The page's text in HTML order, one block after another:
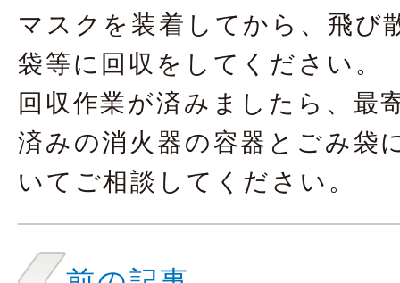
マスクを装着してから、飛び
袋等に回収をしてください。
回収作業が済みましたら、最
済みの消火器の容器とごみ袋
いてご相談してください。